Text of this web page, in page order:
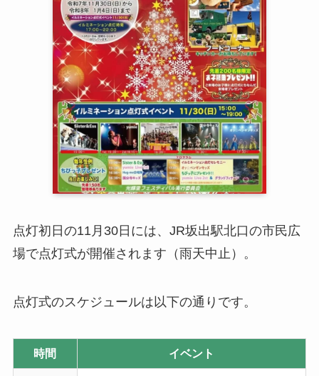
点灯初日の11月30日には、JR坂出駅北口の市民広
場で点灯式が開催されます（雨天中止）。
点灯式のスケジュールは以下の通りです。
時間 イベント